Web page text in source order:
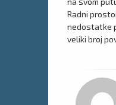
Radni
nedostatke
veliki broj